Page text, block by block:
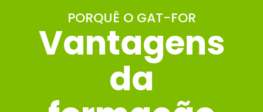
PORQUÊ O GAT-FOR
Vantagens
da